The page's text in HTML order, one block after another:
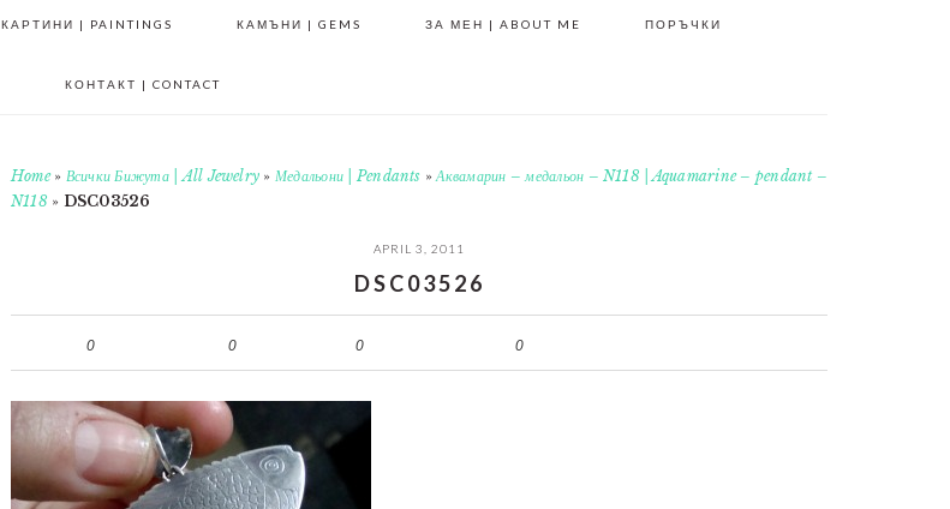
КАРТИНИ | PAINTINGS КАМЪНИ | GEMS ЗА МЕН | ABOUT ME ПОРЪЧКИ
КОНТАКТ | CONTACT
Home» Всички Бижута | All Jewelry » Медальони | Pendants »Аквамарин – медальон – N118 | Aquamarine – pendant –
N118 » DSC03526
APRIL 3, 2011
DSC03526
0 0 0 0